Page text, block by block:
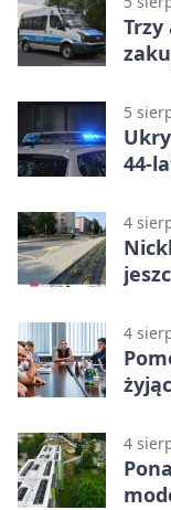
5
44-
4
4
4